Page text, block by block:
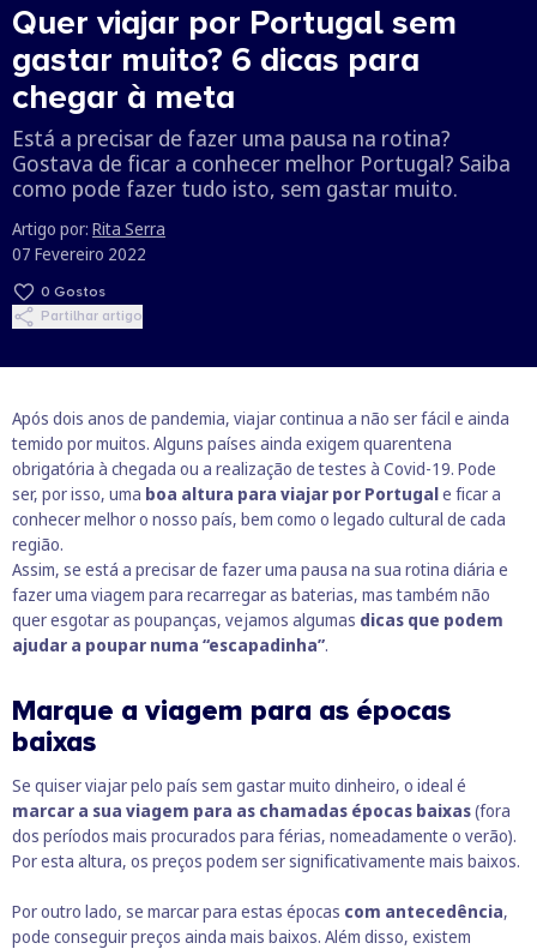
Quer viajar por Portugal sem
gastar muito? 6 dicas para
chegar à meta
Está a precisar de fazer uma pausa na rotina?
Gostava de ficar a conhecer melhor Portugal? Saiba
como pode fazer tudo isto, sem gastar muito.
Artigo por: Rita Serra
07 Fevereiro 2022
0 Gostos
Partilhar artigo
Após dois anos de pandemia, viajar continua a não ser fácil e ainda
temido por muitos. Alguns países ainda exigem quarentena
obrigatória à chegada ou a realização de testes à Covid-19. Pode
ser, por isso, uma boa altura para viajar por Portugale ficar a
conhecer melhor o nosso país, bem como o legado cultural de cada
região.
Assim, se está a precisar de fazer uma pausa na sua rotina diária e
fazer uma viagem para recarregar as baterias, mas também não
quer esgotar as poupanças, vejamos algumas dicas que podem
ajudar a poupar numa “escapadinha”.
Marque a viagem para as épocas
baixas
Se quiserviajar pelo país sem gastar muito dinheiro, o ideal é
marcar a sua viagem para as chamadas épocas baixas(fora
dos períodos mais procurados para férias, nomeadamente o verão).
Por esta altura, os preços podem ser significativamente mais baixos.
Por outro lado, se marcar para estas épocas com antecedência,
pode conseguir preços ainda mais baixos. Além disso, existem